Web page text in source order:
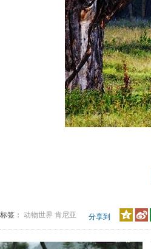
标签： 动物世界 肯尼亚 分享到